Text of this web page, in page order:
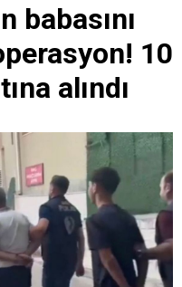
babasını
10
alındı